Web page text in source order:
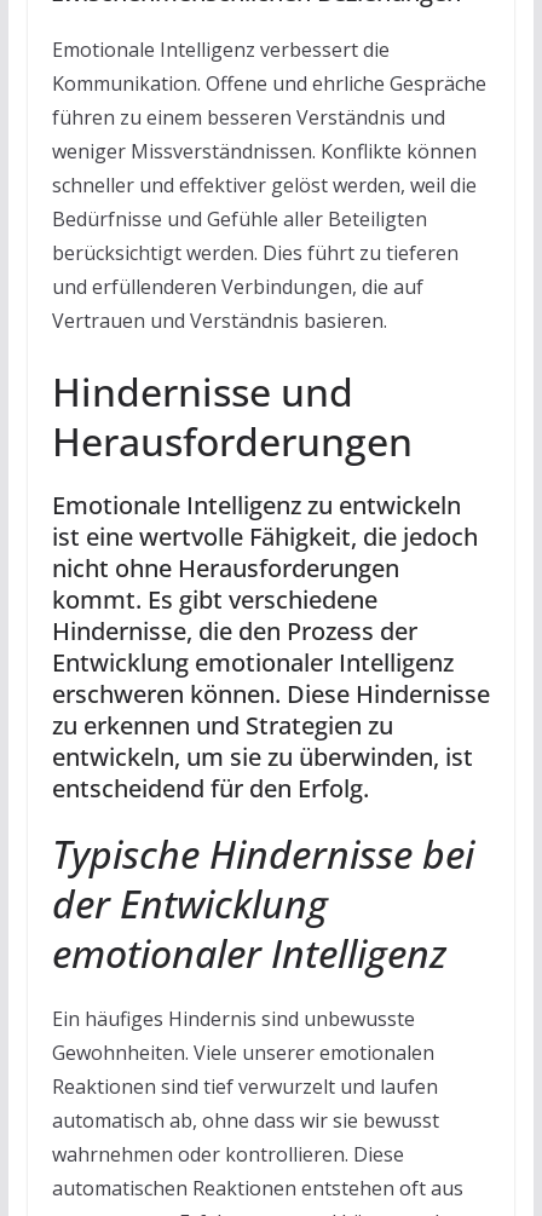
Emotionale Intelligenz verbessert die
Kommunikation. Offene und ehrliche Gespräche
führen zu einem besseren Verständnis und
weniger Missverständnissen. Konflikte können
schneller und effektiver gelöst werden, weil die
Bedürfnisse und Gefühle aller Beteiligten
berücksichtigt werden. Dies führt zu tieferen
und erfüllenderen Verbindungen, die auf
Vertrauen und Verständnis basieren.
Hindernisse und
Herausforderungen
Emotionale Intelligenz zu entwickeln
ist eine wertvolle Fähigkeit, die jedoch
nicht ohne Herausforderungen
kommt. Es gibt verschiedene
Hindernisse, die den Prozess der
Entwicklung emotionaler Intelligenz
erschweren können. Diese Hindernisse
zu erkennen und Strategien zu
entwickeln, um sie zu überwinden, ist
entscheidend für den Erfolg.
Typische Hindernisse bei
der Entwicklung
emotionaler Intelligenz
Ein häufiges Hindernis sind unbewusste
Gewohnheiten. Viele unserer emotionalen
Reaktionen sind tief verwurzelt und laufen
automatisch ab, ohne dass wir sie bewusst
wahrnehmen oder kontrollieren. Diese
automatischen Reaktionen entstehen oft aus